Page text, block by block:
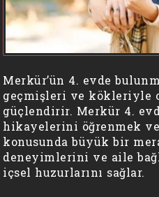
Merkür’ün 4. evde
geçmişleri ve kökleriyle
güçlendirir. Merkür 4.
hikayelerini öğrenmek
konusunda büyük bir
deneyimlerini ve aile
içsel huzurlarını sağlar.